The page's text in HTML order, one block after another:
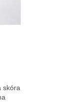
skóra